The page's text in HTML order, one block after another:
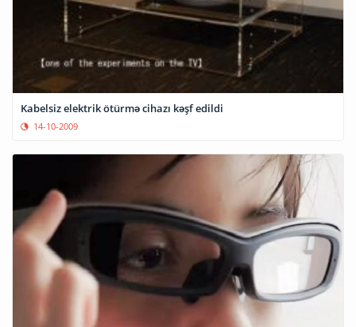
Kabelsiz elektrik ötürmə cihazı kəşf edildi
14-10-2009